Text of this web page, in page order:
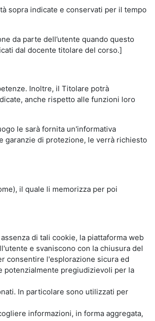
sopra indicate e conservati per il tempo
da parte dell’utente quando questo
dal docente titolare del corso.]
Inoltre, il Titolare potrà
anche rispetto alle funzioni loro
le sarà fornita un'informativa
garanzie di protezione, le verrà richiesto
il quale li memorizza per poi
di tali cookie, la piattaforma web
e svaniscono con la chiusura del
consentire l'esplorazione sicura ed
potenzialmente pregiudizievoli per la
In particolare sono utilizzati per
informazioni, in forma aggregata,